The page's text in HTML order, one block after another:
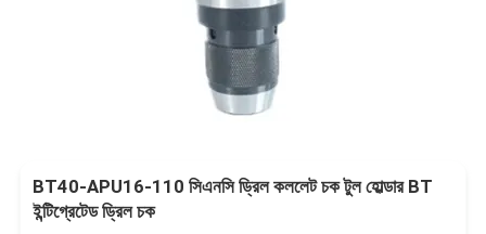
BT40-APU16-110 সিএনসি ড্রিল কললেট চক টুল হোল্ডার BT
ইন্টিগ্রেটেড ড্রিল চক